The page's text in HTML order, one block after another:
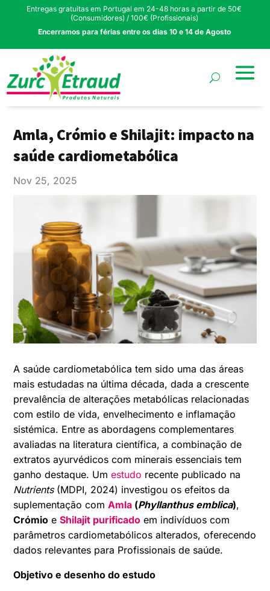
Entregas gratuitas em Portugal em 24-48 horas a partir de 50€
(Consumidores) / 100€ (Profissionais)
Encerramos para férias entre os dias 10 e 14 de Agosto
Amla, Crómio e Shilajit: impacto na
saúde cardiometabólica
Nov 25, 2025
A saúde cardiometabólica tem sido uma das áreas
mais estudadas na última década, dada a crescente
prevalência de alterações metabólicas relacionadas
com estilo de vida, envelhecimento e inflamação
sistémica. Entre as abordagens complementares
avaliadas na literatura científica, a combinação de
extratos ayurvédicos com minerais essenciais tem
ganho destaque. Umestudo recente publicado na
Nutrients(MDPI, 2024) investigou os efeitos da
suplementação comAmla (Phyllanthus emblica),
Crómio eShilajit purificado em indivíduos com
parâmetros cardiometabólicos alterados, oferecendo
dados relevantes para Profissionais de saúde.
Objetivo e desenho do estudo